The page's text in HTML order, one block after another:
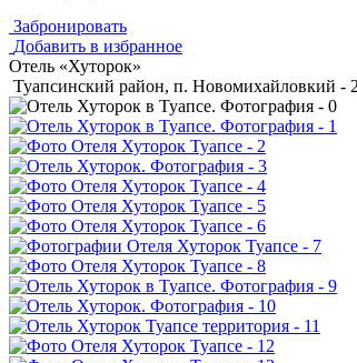
Забронировать
Добавить в избранное
Отель «Хуторок»
Туапсинский район, п. Новомихайловкий -